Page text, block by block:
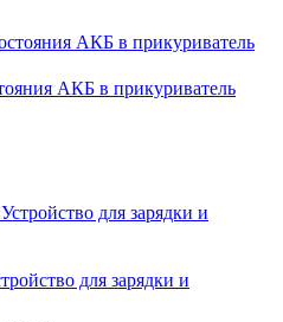
АКБ в прикуриватель
для зарядки и